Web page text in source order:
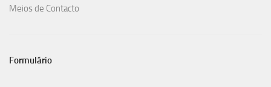
Meios de Contacto
Formulário